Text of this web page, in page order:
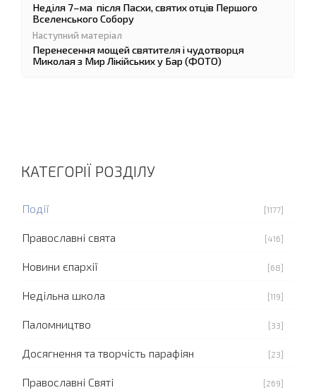
Неділя 7–ма після Пасхи, святих отців Першого
Вселенського Собору
Перенесення мощей святителя і чудотворця
Миколая з Мир Лікійських у Бар (ФОТО)
КАТЕГОРІЇ РОЗДІЛУ
Події [1177]
Православні свята [416]
Новини єпархії [68]
Недільна школа [119]
Паломництво [33]
Досягнення та творчість парафіян [23]
Православні Святі [269]